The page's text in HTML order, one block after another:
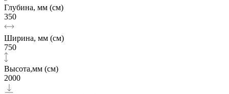
Глубина, мм (см)
350
Ширина, мм (см)
750
Высота,мм (см)
2000